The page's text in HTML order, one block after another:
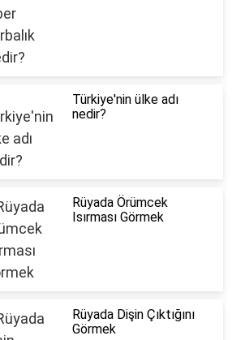
Türkiye'nin ülke adı
nedir?
Rüyada Örümcek
Isırması Görmek
Rüyada Dişin Çıktığını
Görmek